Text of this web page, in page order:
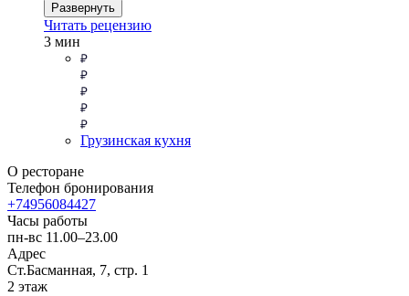
Развернуть
Читать рецензию
3 мин
Грузинская кухня
О ресторане
Телефон бронирования
+74956084427
Часы работы
пн-вс 11.00–23.00
Адрес
Ст.Басманная, 7, стр. 1
2 этаж